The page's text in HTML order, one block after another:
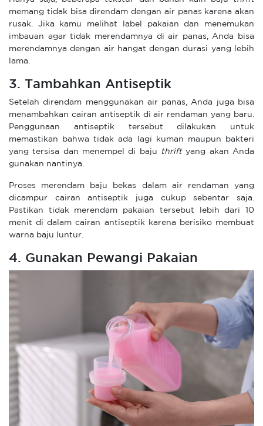
memang tidak bisa direndam dengan air panas karena akan
rusak. Jika kamu melihat label pakaian dan menemukan
imbauan agar tidak merendamnya di air panas, Anda bisa
merendamnya dengan air hangat dengan durasi yang lebih
lama.
3. Tambahkan Antiseptik
Setelah direndam menggunakan air panas, Anda juga bisa
menambahkan cairan antiseptik di air rendaman yang baru.
Penggunaan antiseptik tersebut dilakukan untuk
memastikan bahwa tidak ada lagi kuman maupun bakteri
yang tersisa dan menempel di baju
thriftyang akan Anda
gunakan nantinya.
Proses merendam baju bekas dalam air rendaman yang
dicampur cairan antiseptik juga cukup sebentar saja.
Pastikan tidak merendam pakaian tersebut lebih dari 10
menit di dalam cairan antiseptik karena berisiko membuat
warna baju luntur.
4. Gunakan Pewangi Pakaian